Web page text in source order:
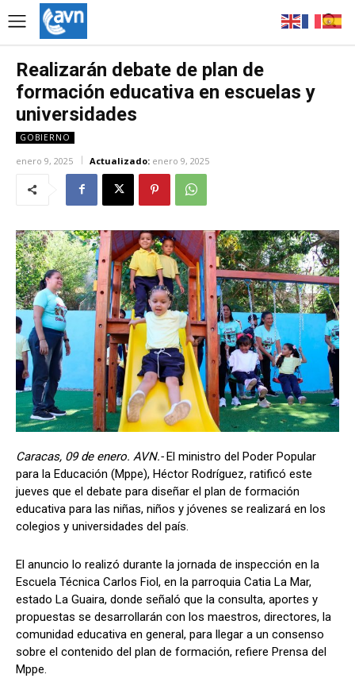
Realizarán debate de plan de
formación educativa en escuelas y
universidades
GOBIERNO
enero 9, 2025 Actualizado: enero 9, 2025
Caracas, 09 de enero. AVN.-El ministro del Poder Popular
para la Educación (Mppe), Héctor Rodríguez, ratificó este
jueves que el debate para diseñar el plan de formación
educativa para las niñas, niños y jóvenes se realizará en los
colegios y universidades del país.
El anuncio lo realizó durante la jornada de inspección en la
Escuela Técnica Carlos Fiol, en la parroquia Catia La Mar,
estado La Guaira, donde señaló que la consulta, aportes y
propuestas se desarrollarán con los maestros, directores, la
comunidad educativa en general, para llegar a un consenso
sobre el contenido del plan de formación, refiere Prensa del
Mppe.